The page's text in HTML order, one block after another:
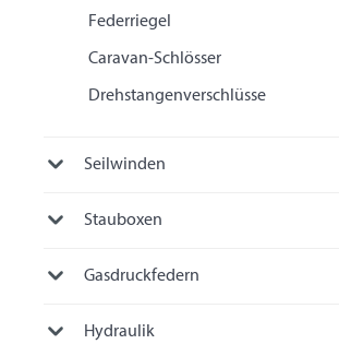
Federriegel
Caravan-Schlösser
Drehstangenverschlüsse
Seilwinden
Stauboxen
Gasdruckfedern
Hydraulik